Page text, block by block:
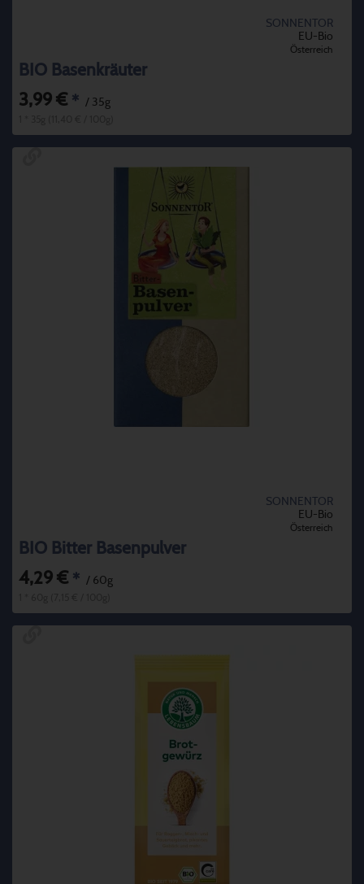
SONNENTOR
EU-Bio
Österreich
BIO Basenkräuter
3,99 € * / 35g
SONNENTOR
EU-Bio
Österreich
BIO Bitter Basenpulver
4,29 € * / 60g